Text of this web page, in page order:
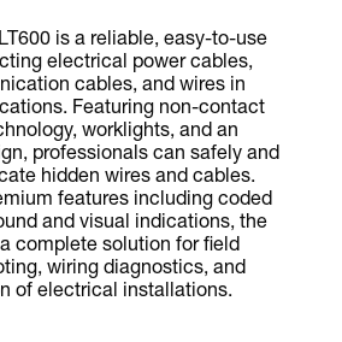
is a reliable, easy-to-use
electrical power cables,
cables, and wires in
Featuring non-contact
worklights, and an
professionals can safely and
hidden wires and cables.
features including coded
and visual indications, the
complete solution for field
wiring diagnostics, and
of electrical installations.